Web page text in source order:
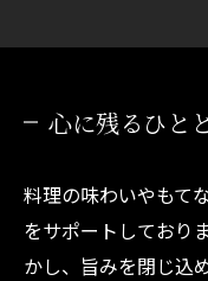
心に残るひと
料理の味わいやもて
をサポートしており
かし、旨みを閉じ込